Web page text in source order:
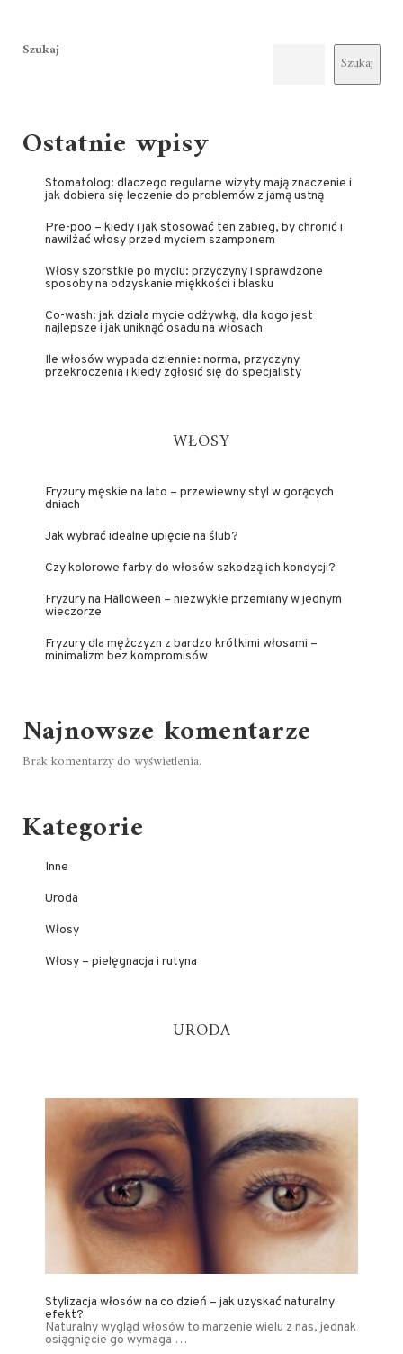
Szukaj
Szukaj
Ostatnie wpisy
Stomatolog: dlaczego regularne wizyty mają znaczenie i
jak dobiera się leczenie do problemów z jamą ustną
Pre-poo – kiedy i jak stosować ten zabieg, by chronić i
nawilżać włosy przed myciem szamponem
Włosy szorstkie po myciu: przyczyny i sprawdzone
sposoby na odzyskanie miękkości i blasku
Co-wash: jak działa mycie odżywką, dla kogo jest
najlepsze i jak uniknąć osadu na włosach
Ile włosów wypada dziennie: norma, przyczyny
przekroczenia i kiedy zgłosić się do specjalisty
WŁOSY
Fryzury męskie na lato – przewiewny styl w gorących
dniach
Jak wybrać idealne upięcie na ślub?
Czy kolorowe farby do włosów szkodzą ich kondycji?
Fryzury na Halloween – niezwykłe przemiany w jednym
wieczorze
Fryzury dla mężczyzn z bardzo krótkimi włosami –
minimalizm bez kompromisów
Najnowsze komentarze
Brak komentarzy do wyświetlenia.
Kategorie
Inne
Uroda
Włosy
Włosy – pielęgnacja i rutyna
URODA
Stylizacja włosów na co dzień – jak uzyskać naturalny
efekt?
Naturalny wygląd włosów to marzenie wielu z nas, jednak
osiągnięcie go wymaga …